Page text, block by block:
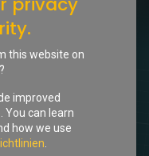
this website on
improved
You can learn
how we use